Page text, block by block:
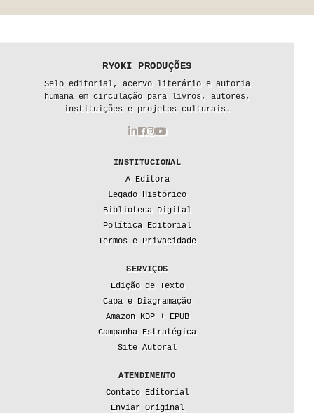
RYOKI PRODUÇÕES
Selo editorial, acervo literário e autoria
humana em circulação para livros, autores,
instituições e projetos culturais.
INSTITUCIONAL
A Editora
Legado Histórico
Biblioteca Digital
Política Editorial
Termos e Privacidade
SERVIÇOS
Edição de Texto
Capa e Diagramação
Amazon KDP + EPUB
Campanha Estratégica
Site Autoral
ATENDIMENTO
Contato Editorial
Enviar Original